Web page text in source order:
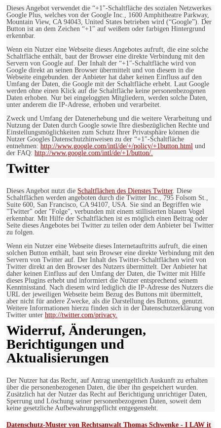
Dieses Angebot verwendet die “+1″-Schaltfläche des sozialen Netzwerkes
Google Plus, welches von der Google Inc., 1600 Amphitheatre Parkway,
Mountain View, CA 94043, United States betrieben wird (“Google”). Der
Button ist an dem Zeichen “+1″ auf weißem oder farbigen Hintergrund
erkennbar.
Wenn ein Nutzer eine Webseite dieses Angebotes aufruft, die eine solche
Schaltfläche enthält, baut der Browser eine direkte Verbindung mit den
Servern von Google auf. Der Inhalt der “+1″-Schaltfläche wird von
Google direkt an seinen Browser übermittelt und von diesem in die
Webseite eingebunden. der Anbieter hat daher keinen Einfluss auf den
Umfang der Daten, die Google mit der Schaltfläche erhebt. Laut Google
werden ohne einen Klick auf die Schaltfläche keine personenbezogenen
Daten erhoben. Nur bei eingeloggten Mitgliedern, werden solche Daten,
unter anderem die IP-Adresse, erhoben und verarbeitet.
Zweck und Umfang der Datenerhebung und die weitere Verarbeitung und
Nutzung der Daten durch Google sowie Ihre diesbezüglichen Rechte und
Einstellungsmöglichkeiten zum Schutz Ihrer Privatsphäre können die
Nutzer Googles Datenschutzhinweisen zu der “+1″-Schaltfläche
entnehmen: http://www.google.com/intl/de/+/policy/+1button.html und
der FAQ: http://www.google.com/intl/de/+1/button/.
Twitter
Dieses Angebot nutzt die Schaltflächen des Dienstes Twitter. Diese
Schaltflächen werden angeboten durch die Twitter Inc., 795 Folsom St.,
Suite 600, San Francisco, CA 94107, USA. Sie sind an Begriffen wie
"Twitter" oder "Folge", verbunden mit einem stillisierten blauen Vogel
erkennbar. Mit Hilfe der Schaltflächen ist es möglich einen Beitrag oder
Seite dieses Angebotes bei Twitter zu teilen oder dem Anbieter bei Twitter
zu folgen.
Wenn ein Nutzer eine Webseite dieses Internetauftritts aufruft, die einen
solchen Button enthält, baut sein Browser eine direkte Verbindung mit den
Servern von Twitter auf. Der Inhalt des Twitter-Schaltflächen wird von
Twitter direkt an den Browser des Nutzers übermittelt. Der Anbieter hat
daher keinen Einfluss auf den Umfang der Daten, die Twitter mit Hilfe
dieses Plugins erhebt und informiert die Nutzer entsprechend seinem
Kenntnisstand. Nach diesem wird lediglich die IP-Adresse des Nutzers die
URL der jeweiligen Webseite beim Bezug des Buttons mit übermittelt,
aber nicht für andere Zwecke, als die Darstellung des Buttons, genutzt.
Weitere Informationen hierzu finden sich in der Datenschutzerklärung von
Twitter unter http://twitter.com/privacy.
Widerruf, Änderungen,
Berichtigungen und
Aktualisierungen
Der Nutzer hat das Recht, auf Antrag unentgeltlich Auskunft zu erhalten
über die personenbezogenen Daten, die über ihn gespeichert wurden.
Zusätzlich hat der Nutzer das Recht auf Berichtigung unrichtiger Daten,
Sperrung und Löschung seiner personenbezogenen Daten, soweit dem
keine gesetzliche Aufbewahrungspflicht entgegensteht.
Datenschutz-Muster von Rechtsanwalt Thomas Schwenke - I LAW it